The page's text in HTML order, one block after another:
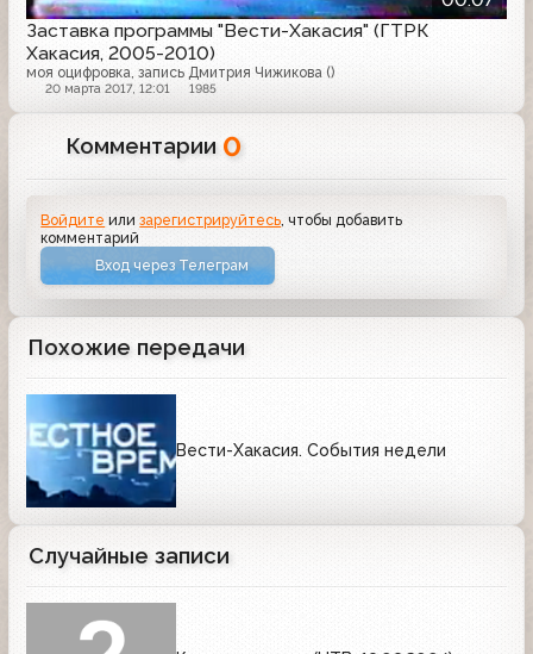
Заставка программы "Вести-Хакасия" (ГТРК
Хакасия, 2005-2010)
моя оцифровка, запись Дмитрия Чижикова ()
20 марта 2017, 12:01 1985
Комментарии 0
Войдите илизарегистрируйтесь , чтобы добавить
комментарий
Вход через Телеграм
Похожие передачи
Вести-Хакасия. События недели
Случайные записи